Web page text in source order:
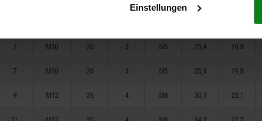
Einstellungen
7 M10 20 3 M5 25,4 19,8
7 M10 20 3 M5 25,4 19,8
9 M12 25 4 M6 30,3 23,1